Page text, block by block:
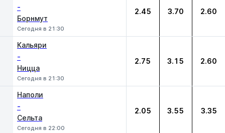
-
Борнмут
Сегодня в 21:30
2.45 3.70 2.60
Кальяри
-
Ницца
Сегодня в 21:30
2.75 3.15 2.60
Наполи
-
Сельта
Сегодня в 22:00
2.05 3.55 3.35